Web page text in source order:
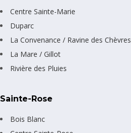
Centre Sainte-Marie
Duparc
La Convenance / Ravine des Chèvres
La Mare / Gillot
Rivière des Pluies
Sainte-Rose
Bois Blanc